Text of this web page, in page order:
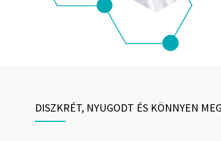
DISZKRÉT, NYUGODT ÉS KÖNNYEN